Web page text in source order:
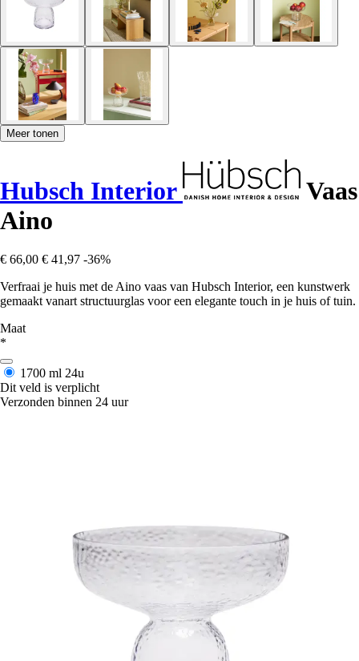
Meer tonen
Hubsch Interior
Vaas
Aino
€ 66,00 € 41,97 -36%
Verfraai je huis met de Aino vaas van Hubsch Interior, een kunstwerk
gemaakt vanart structuurglas voor een elegante touch in je huis of tuin.
Maat
*
1700 ml 24u
Dit veld is verplicht
Verzonden binnen 24 uur